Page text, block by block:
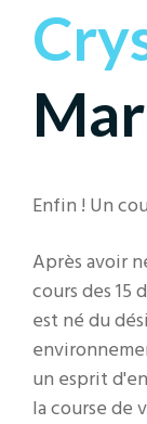
Enfin ! Un
Après avoir
cours des 15
est né du
un esprit
la course de